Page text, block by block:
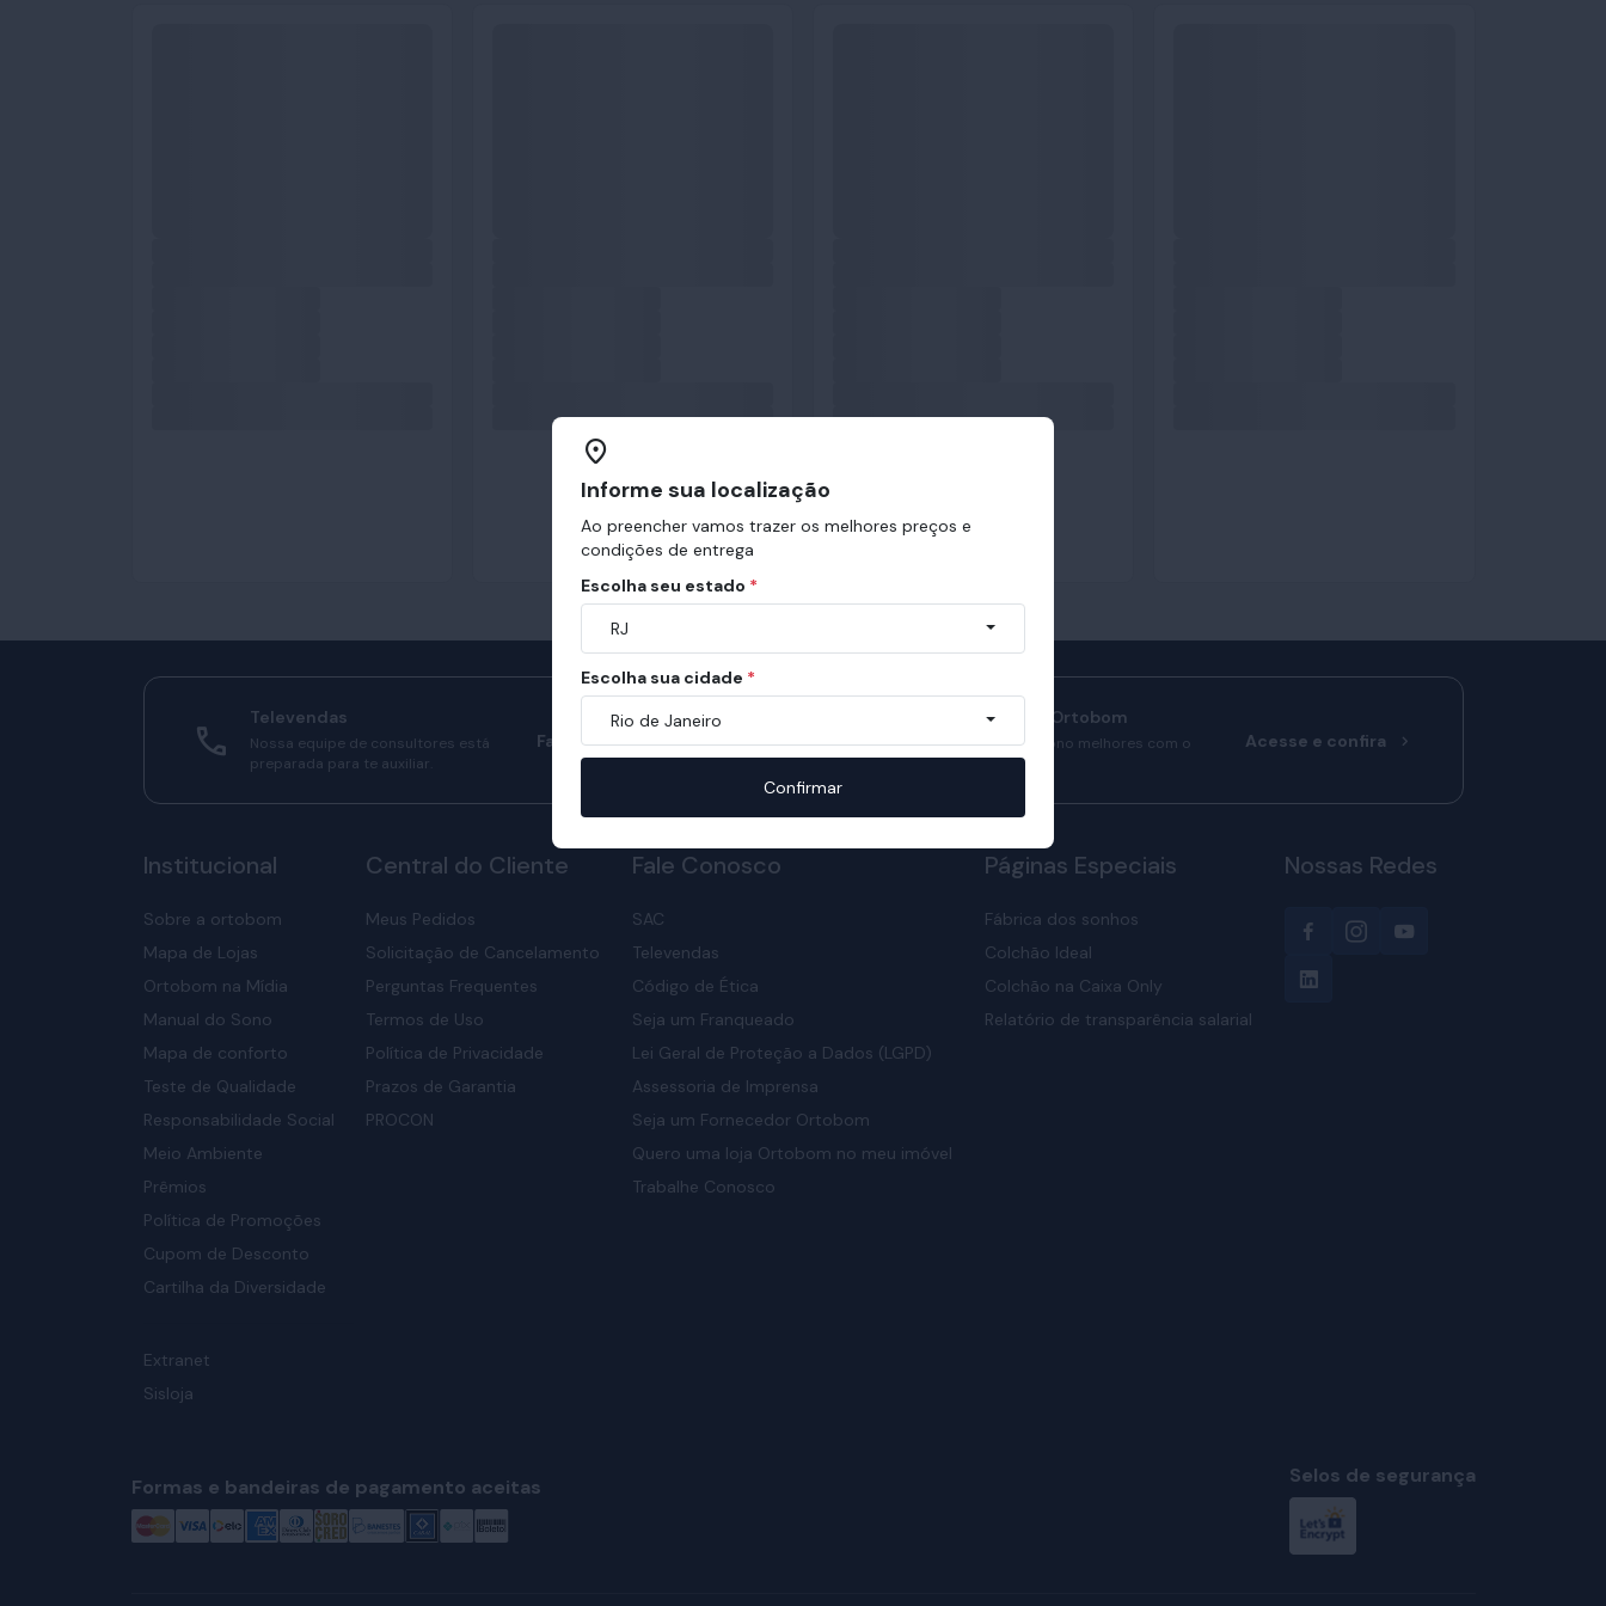
Televendas
Nossa equipe de consultores está
preparada para te auxiliar.
Fale com consultores
Manual do Sono Ortobom
Confira como ter sono melhores com o
nosso manual.
Acesse e confira
Institucional
Sobre a ortobom
Mapa de Lojas
Ortobom na Mídia
Manual do Sono
Mapa de conforto
Teste de Qualidade
Responsabilidade Social
Meio Ambiente
Prêmios
Política de Promoções
Cupom de Desconto
Cartilha da Diversidade
Extranet
Sisloja
Central do Cliente
Meus Pedidos
Solicitação de Cancelamento
Perguntas Frequentes
Termos de Uso
Política de Privacidade
Prazos de Garantia
PROCON
Fale Conosco
SAC
Televendas
Código de Ética
Seja um Franqueado
Lei Geral de Proteção a Dados (LGPD)
Assessoria de Imprensa
Seja um Fornecedor Ortobom
Quero uma loja Ortobom no meu imóvel
Trabalhe Conosco
Páginas Especiais
Fábrica dos sonhos
Colchão Ideal
Colchão na Caixa Only
Relatório de transparência salarial
Nossas Redes
Formas e bandeiras de pagamento aceitas Selos de segurança
Informe sua localização
Ao preencher vamos trazer os melhores preços e
condições de entrega
Escolha seu estado *
RJ
Escolha sua cidade *
Rio de Janeiro
Confirmar